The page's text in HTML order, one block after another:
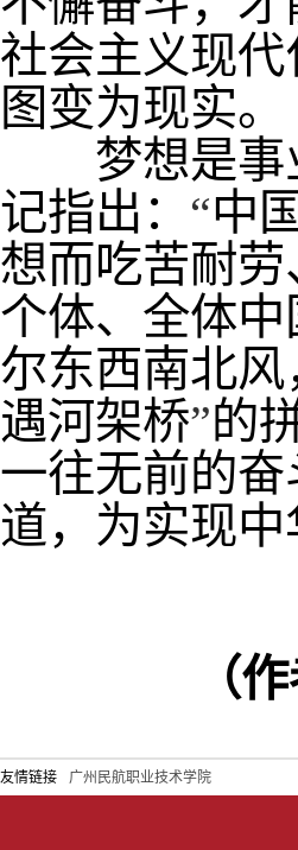
社会主义现
图变为现实。
梦想是事业
记指出： “中
想而吃苦耐
个体、全体
尔东西南北
遇河架桥”的
一往无前的
道，为实现
（
友情链接 广州民航职业技术学院